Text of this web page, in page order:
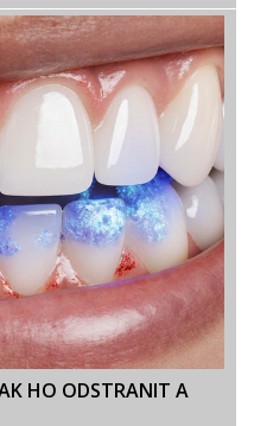
HO ODSTRANIT A